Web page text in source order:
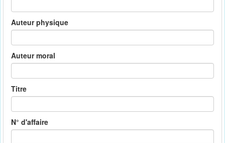
Auteur physique
Auteur moral
Titre
N° d'affaire